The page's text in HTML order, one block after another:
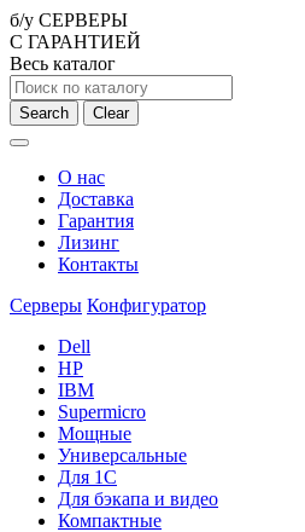
б/у СЕРВЕРЫ
С ГАРАНТИЕЙ
Весь каталог
Search Clear
О нас
Доставка
Гарантия
Лизинг
Контакты
Серверы Конфигуратор
Dell
HP
IBM
Supermicro
Мощные
Универсальные
Для 1С
Для бэкапа и видео
Компактные